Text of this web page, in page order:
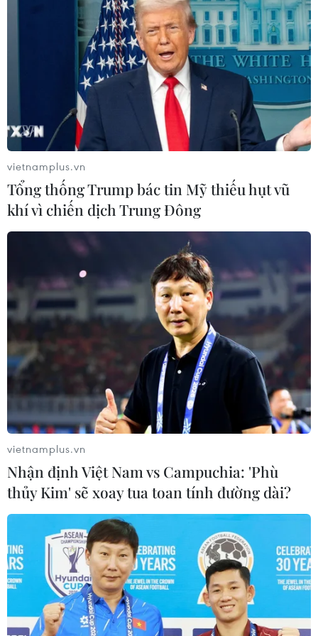
TIN LIÊN QUAN
Đẩy mạnh trấn áp tội phạm về ma túy trên
tuyến biên giới Việt Nam-Campuchia
29/11/2023 09:22
Lực lượng chức năng hai nước đã phối hợp triển khai
cao điểm tuyên truyền, tấn công, trấn áp tội phạm ma
túy trên tuyến biên giới hai nước từ ngày 15/4 đến ngày
15/6 với nhiều kết quả đáng ghi nhận.
vietnamplus.vn
Tổng thống Trump bác tin Mỹ thiếu hụt vũ
khí vì chiến dịch Trung Đông
vietnamplus.vn
Nhận định Việt Nam vs Campuchia: 'Phù
thủy Kim' sẽ xoay tua toan tính đường dài?